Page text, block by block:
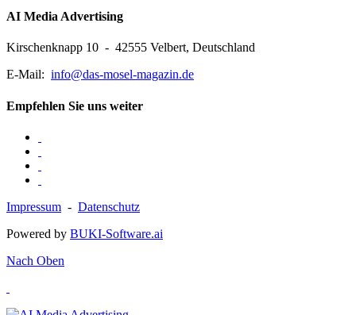
AI Media Advertising
Kirschenknapp 10 - 42555 Velbert, Deutschland
E-Mail: info@das-mosel-magazin.de
Empfehlen Sie uns weiter
Impressum - Datenschutz
Powered by BUKI-Software.ai
Nach Oben